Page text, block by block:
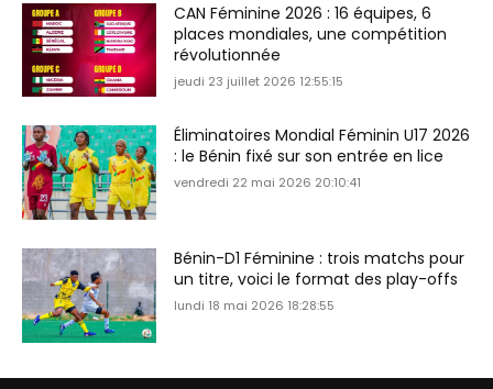
CAN Féminine 2026 : 16 équipes, 6
places mondiales, une compétition
révolutionnée
jeudi 23 juillet 2026 12:55:15
Éliminatoires Mondial Féminin U17 2026
: le Bénin fixé sur son entrée en lice
vendredi 22 mai 2026 20:10:41
Bénin-D1 Féminine : trois matchs pour
un titre, voici le format des play-offs
lundi 18 mai 2026 18:28:55